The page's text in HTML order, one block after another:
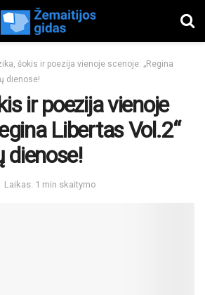
šokis ir poezija vienoje scenoje: „Regina
dienose!
ir poezija vienoje
Libertas Vol.2“
dienose!
Laikas: 1 min skaitymo